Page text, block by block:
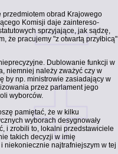
przedmiotem obrad Krajowego
Komisji daje zaintereso-
sprzyjające, jak sądzę,
że pracujemy "z otwartą przyłbicą"
Dublowanie funkcji w
niemniej należy zważyć czy w
by np. ministrowie zasiadający w
przez parlament jego
wyborców.
pamiętać, że w kilku
wyborach desygnowały
i zrobili to, lokalni przedstawiciele
takich decyzji w imię
niekoniecznie najtrafniejszym w tej